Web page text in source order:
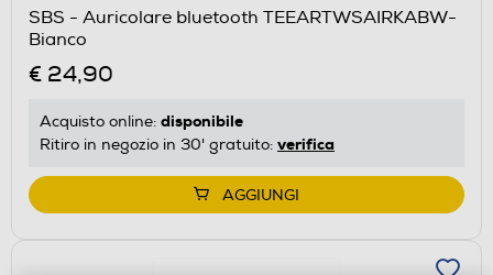
SBS - Auricolare bluetooth TEEARTWSAIRKABW-
Bianco
€ 24,90
Acquisto online: disponibile
Ritiro in negozio in 30' gratuito: verifica
AGGIUNGI